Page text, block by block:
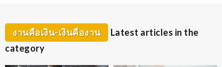
งานคือเงิน-เงินคืองาน
Latest articles in the
category